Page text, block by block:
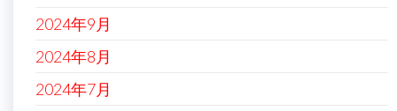
2024年9月
2024年8月
2024年7月